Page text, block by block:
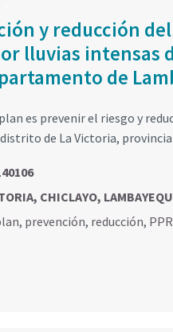
y reducción
lluvias intensas
de
es prevenir el riesgo y
de La Victoria,
CHICLAYO,
, prevención, reducción,